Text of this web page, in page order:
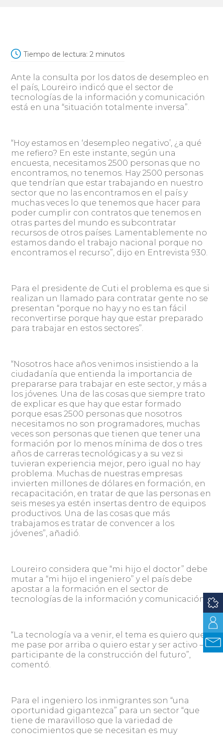
Tiempo de lectura: 2 minutos
Ante la consulta por los datos de desempleo en
el país, Loureiro indicó que el sector de
tecnologías de la información y comunicación
está en una “situación totalmente inversa”.
“Hoy estamos en ‘desempleo negativo’, ¿a qué
me refiero? En este instante, según una
encuesta, necesitamos 2500 personas que no
encontramos, no tenemos. Hay 2500 personas
que tendrían que estar trabajando en nuestro
sector que no las encontramos en el país y
muchas veces lo que tenemos que hacer para
poder cumplir con contratos que tenemos en
otras partes del mundo es subcontratar
recursos de otros países. Lamentablemente no
estamos dando el trabajo nacional porque no
encontramos el recurso”, dijo en Entrevista 930.
Para el presidente de Cuti el problema es que si
realizan un llamado para contratar gente no se
presentan “porque no hay y no es tan fácil
reconvertirse porque hay que estar preparado
para trabajar en estos sectores”.
“Nosotros hace años venimos insistiendo a la
ciudadanía que entienda la importancia de
prepararse para trabajar en este sector, y más a
los jóvenes. Una de las cosas que siempre trato
de explicar es que hay que estar formado
porque esas 2500 personas que nosotros
necesitamos no son programadores, muchas
veces son personas que tienen que tener una
formación por lo menos mínima de dos o tres
años de carreras tecnológicas y a su vez si
tuvieran experiencia mejor, pero igual no hay
problema. Muchas de nuestras empresas
invierten millones de dólares en formación, en
recapacitación, en tratar de que las personas en
seis meses ya estén insertas dentro de equipos
productivos. Una de las cosas que más
trabajamos es tratar de convencer a los
jóvenes”, añadió.
Loureiro considera que “mi hijo el doctor” debe
mutar a “mi hijo el ingeniero” y el país debe
apostar a la formación en el sector de
tecnologías de la información y comunicación.
“La tecnología va a venir, el tema es quiero que
me pase por arriba o quiero estar y ser activo –
participante de la construcción del futuro”,
comentó.
Para el ingeniero los inmigrantes son “una
oportunidad gigantezca” para un sector “que
tiene de maravilloso que la variedad de
conocimientos que se necesitan es muy